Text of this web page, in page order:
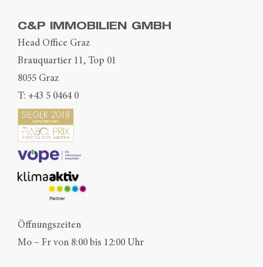
C&P IMMOBILIEN GMBH
Head Office Graz
Brauquartier 11, Top 01
8055 Graz
T: +43 5 0464 0
Öffnungszeiten
Mo – Fr von 8:00 bis 12:00 Uhr